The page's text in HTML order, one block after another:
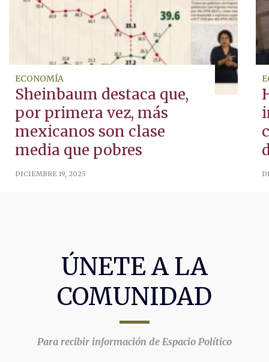
ECONOMÍA
Sheinbaum destaca que,
por primera vez, más
mexicanos son clase
media que pobres
DICIEMBRE 19, 2025
ÚNETE A LA
COMUNIDAD
Para recibir información de Espacio Político